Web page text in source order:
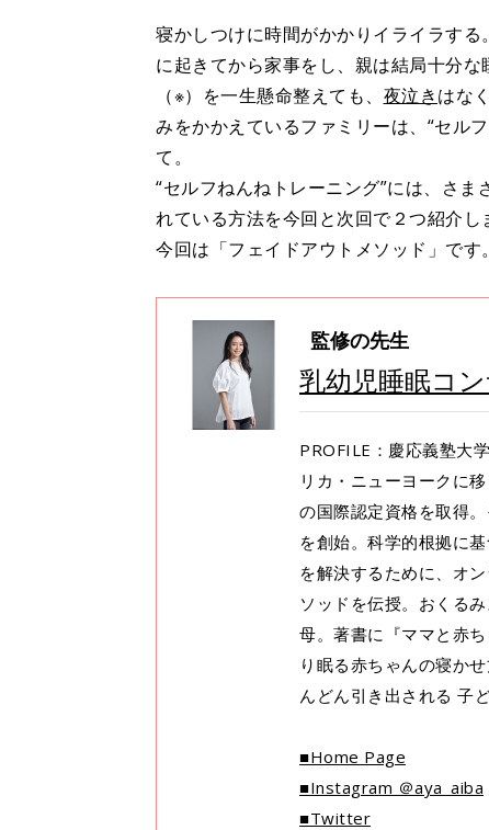
寝かしつけに時間がかかりイライラす
に起きてから家事をし、親は結局十分
（※）を一生懸命整えても、 夜泣きはな
みをかかえているファミリーは、“セル
て。
“セルフねんねトレーニング”には、さ
れている方法を今回と次回で２つ紹介し
今回は「フェイドアウトメソッド」です。
監修の先生
乳幼児睡眠コ
PROFILE：慶応義塾大
リカ・ニューヨークに
の国際認定資格を取得
を創始。科学的根拠に
を解決するために、オ
ソッドを伝授。おくる
母。著書に『ママと赤
り眠る赤ちゃんの寝か
んどん引き出される 子
■Home Page
■Instagram ＠aya_aiba
■Twitter